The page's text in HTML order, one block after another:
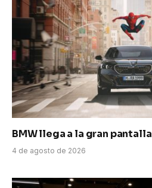
BMW llega a la gran pantalla
4 de agosto de 2026